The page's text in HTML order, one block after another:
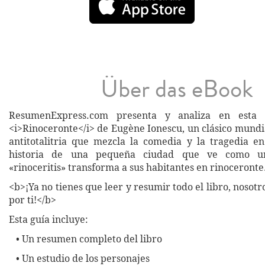
Über das eBook
ResumenExpress.com presenta y analiza en
<i>Rinoceronte</i> de Eugène Ionescu, un clásico
antitotalitria que mezcla la comedia y la tragedia
historia de una pequeña ciudad que ve como
«rinoceritis» transforma a sus habitantes en
<b>¡Ya no tienes que leer y resumir todo el libro,
por ti!</b>
Esta guía incluye:
• Un resumen completo del libro
• Un estudio de los personajes